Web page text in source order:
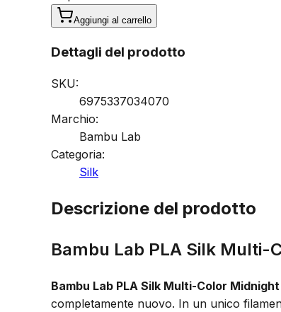
Aggiungi al carrello
Dettagli del prodotto
SKU:
6975337034070
Marchio:
Bambu Lab
Categoria:
Silk
Descrizione del prodotto
Bambu Lab PLA Silk Multi-
Bambu Lab PLA Silk Multi-Color
completamente nuovo. In un unico